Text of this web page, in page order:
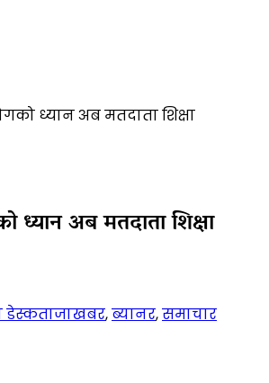
ध्यान अब मतदाता शिक्षा
ध्यान अब मतदाता शिक्षा
डेस्कताजाखबर,ब्यानर,समाचार